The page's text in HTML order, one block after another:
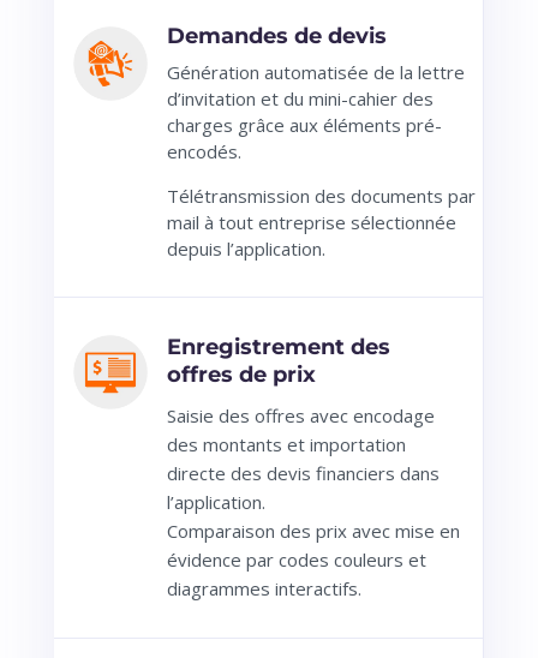
Demandes de devis
Génération automatisée de la lettre
d’invitation et du mini-cahier des
charges grâce aux éléments pré-
encodés.
Télétransmission des documents par
mail à tout entreprise sélectionnée
depuis l’application.
Enregistrement des
offres de prix
Saisie des offres avec encodage
des montants et importation
directe des devis financiers dans
l’application.
Comparaison des prix avec mise en
évidence par codes couleurs et
diagrammes interactifs.